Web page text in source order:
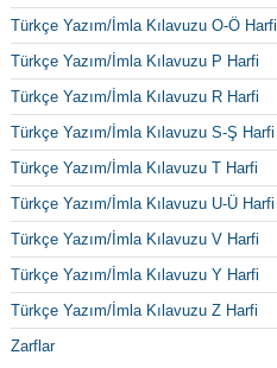
Türkçe Yazım/İmla Kılavuzu O-Ö Harfi
Türkçe Yazım/İmla Kılavuzu P Harfi
Türkçe Yazım/İmla Kılavuzu R Harfi
Türkçe Yazım/İmla Kılavuzu S-Ş Harfi
Türkçe Yazım/İmla Kılavuzu T Harfi
Türkçe Yazım/İmla Kılavuzu U-Ü Harfi
Türkçe Yazım/İmla Kılavuzu V Harfi
Türkçe Yazım/İmla Kılavuzu Y Harfi
Türkçe Yazım/İmla Kılavuzu Z Harfi
Zarflar